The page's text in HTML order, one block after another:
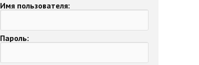
Имя пользователя:
Пароль: